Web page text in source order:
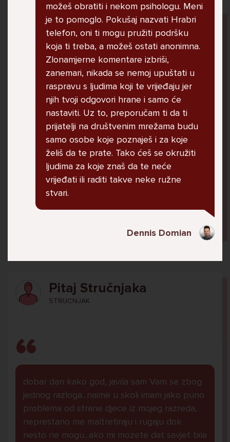
Pitaj Stručnjaka
STRUCNJAK
U školi me ogovara nekoliko prijatelja ne
znam zašto. Čak su napravili grupu gdje me
ogovaraju. To sam saznala tako što mi je
prijateljica rekla. Više ne želim ići u školu ali
me mama i tata tjeraju. Svaku večer kod kuće
plačem.
Pitaj Stručnjaka
STRUCNJAK
dobar dan kako god, javila sam Vam se zbog
jednog razloga...naime u skoli imam jako puno
problema od strane djece iz mojeg razreda,
neprestano me maltretiraju i rugaju dok
nesto ne mogu...ako mi mozete dat savjet bila
možeš obratiti i nekom psihologu. Meni
je to pomoglo. Pokušaj nazvati Hrabri
telefon, oni ti mogu pružiti podršku
koja ti treba, a možeš ostati anonimna.
Zlonamjerne komentare izbriši,
zanemari, nikada se nemoj upuštati u
raspravu s ljudima koji te vrijeđaju jer
njih tvoji odgovori hrane i samo će
nastaviti. Uz to, preporučam ti da ti
prijatelji na društvenim mrežama budu
samo osobe koje poznaješ i za koje
želiš da te prate. Tako ćeš se okružiti
ljudima za koje znaš da te neće
vrijeđati ili raditi takve neke ružne
stvari.
Dennis Domian